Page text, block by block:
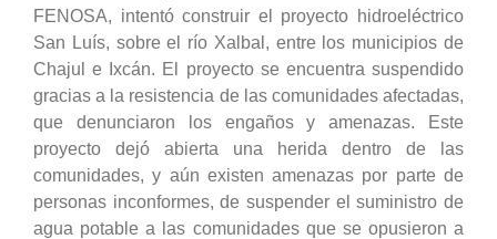
FENOSA, intentó construir el proyecto hidroeléctrico
San Luís, sobre el río Xalbal, entre los municipios de
Chajul e Ixcán. El proyecto se encuentra suspendido
gracias a la resistencia de las comunidades afectadas,
que denunciaron los engaños y amenazas. Este
proyecto dejó abierta una herida dentro de las
comunidades, y aún existen amenazas por parte de
personas inconformes, de suspender el suministro de
agua potable a las comunidades que se opusieron a